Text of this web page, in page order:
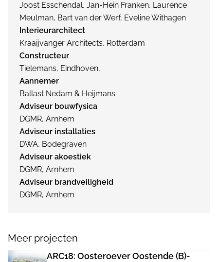
Joost Esschendal, Jan-Hein Franken, Laurence
Meulman, Bart van der Werf, Eveline Withagen
Interieurarchitect
Kraaijvanger Architects, Rotterdam
Constructeur
Tielemans, Eindhoven,
Aannemer
Ballast Nedam & Heijmans
Adviseur bouwfysica
DGMR, Arnhem
Adviseur installaties
DWA, Bodegraven
Adviseur akoestiek
DGMR, Arnhem
Adviseur brandveiligheid
DGMR, Arnhem
Meer projecten
ARC18: Oosteroever Oostende (B)-